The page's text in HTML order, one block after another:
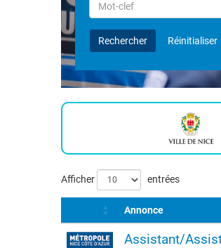
par
Mot-
clefRechercher Réinitialiser
Liste
des
offres
Afficher entrées
Annonce
Assistant/